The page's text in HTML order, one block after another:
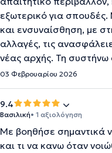
εξωτερικό για
και ενσυναίσθηση, με
αλλαγές, τις
νέας αρχής. Τη συστήνω
03 Φεβρουαρίου 2026
9.4
Βασιλική• 1 αξιολόγηση
Με βοηθήσε σημαντικά
και τι να κανω όταν